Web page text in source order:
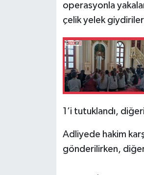
operasyonla
çelik yelek
1’i tutuklandı,
Adliyede hakim
gönderilirken,